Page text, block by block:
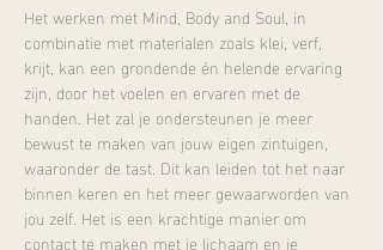
Het werken met Mind, Body and Soul, in
combinatie met materialen zoals klei, verf,
krijt, kan een grondende én helende ervaring
zijn, door het voelen en ervaren met de
handen. Het zal je ondersteunen je meer
bewust te maken van jouw eigen zintuigen,
waaronder de tast. Dit kan leiden tot het naar
binnen keren en het meer gewaarworden van
jou zelf. Het is een krachtige manier om
contact te maken met je lichaam en je